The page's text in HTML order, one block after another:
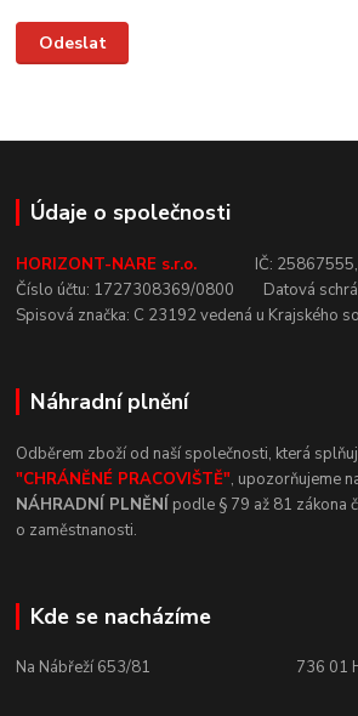
Údaje o společnosti
HORIZONT-NARE s.r.o. IČ: 25867555,
Číslo účtu: 1727308369/0800 Datová
Spisová značka: C 23192vedená u Krajského
Náhradní plnění
Odběrem zboží od naší společnosti, která
"CHRÁNĚNÉ PRACOVIŠTĚ", upozorňujeme
NÁHRADNÍ PLNĚNÍ podle § 79 až 81 zákona
o zaměstnanosti.
Kde se nacházíme
Na Nábřeží 653/81 736 01